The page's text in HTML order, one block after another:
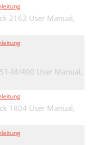
2162 User Manual,
M/400 User Manual,
1804 User Manual,